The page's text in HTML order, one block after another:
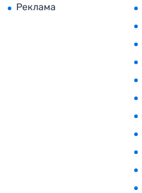
Реклама